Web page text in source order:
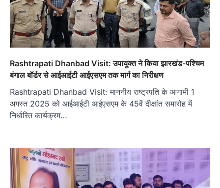
Rashtrapati Dhanbad Visit: उपायुक्त ने किया झारखंड-पश्चिम
बंगाल बॉर्डर से आईआईटी आईएसएम तक मार्ग का निरीक्षण
Rashtrapati Dhanbad Visit: माननीय राष्ट्रपति के आगामी 1
अगस्त 2025 को आईआईटी आईएसएम के 45वें दीक्षांत समारोह में
निर्धारित कार्यक्रम…